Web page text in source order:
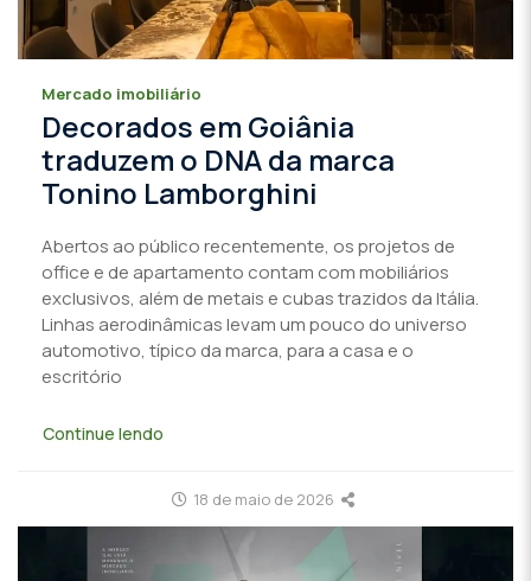
Mercado imobiliário
Decorados em Goiânia
traduzem o DNA da marca
Tonino Lamborghini
Abertos ao público recentemente, os projetos de
office e de apartamento contam com mobiliários
exclusivos, além de metais e cubas trazidos da Itália.
Linhas aerodinâmicas levam um pouco do universo
automotivo, típico da marca, para a casa e o
escritório
Continue lendo
18 de maio de 2026